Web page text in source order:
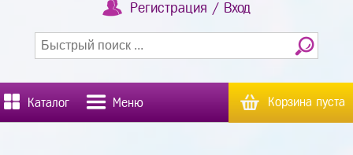
Регистрация / Вход
Каталог Меню Корзина пуста